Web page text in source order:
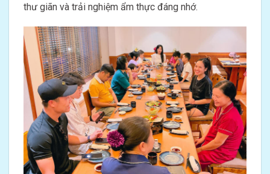
thư giãn và trải nghiệm ẩm thực đáng nhớ.